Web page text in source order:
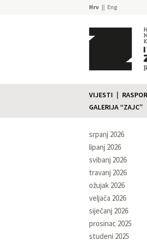
Hrv Eng
VIJESTI
GALERIJA “ZAJC”
srpanj 2026
lipanj 2026
svibanj 2026
travanj 2026
ožujak 2026
veljača 2026
siječanj 2026
prosinac 2025
studeni 2025